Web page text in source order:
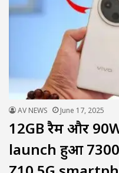
AV NEWS June 17, 2025
12GB रैम और
launch हुआ